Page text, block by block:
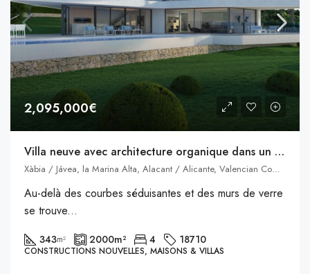
2,095,000€
Villa neuve avec architecture organique dans un endroit fantastique
Xàbia / Jávea, la Marina Alta, Alacant / Alicante, Valencian Community, Spain, Javea, Communauté valencienne, Espagne
Au-delà des courbes séduisantes et des murs de verre
se trouve...
343m² 2000m² 4 18710
CONSTRUCTIONS NOUVELLES, MAISONS & VILLAS